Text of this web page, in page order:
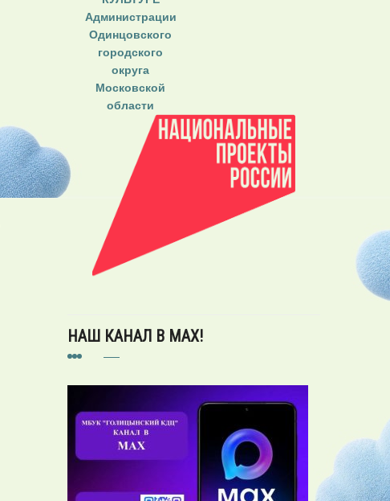
Администрации
Одинцовского
городского
округа
Московской
области
НАШ КАНАЛ В MAX!